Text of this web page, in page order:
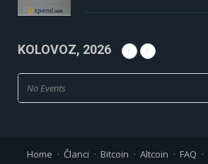
KOLOVOZ, 2026
No Events
Home Članci Bitcoin Altcoin FAQ